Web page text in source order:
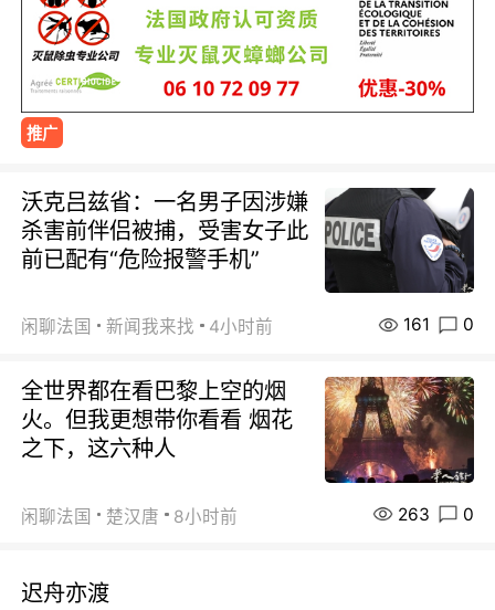
推广
沃克吕兹省：一名男子因涉嫌
杀害前伴侣被捕，受害女子此
前已配有“危险报警手机”
闲聊法国 新闻我来找 4小时前 161 0
全世界都在看巴黎上空的烟
火。但我更想带你看看 烟花
之下，这六种人
闲聊法国 楚汉唐 8小时前 263 0
迟舟亦渡